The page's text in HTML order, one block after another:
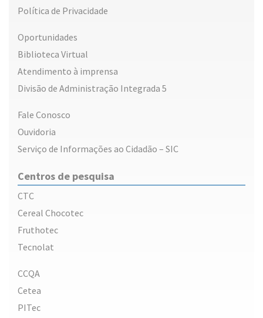
Política de Privacidade
Oportunidades
Biblioteca Virtual
Atendimento à imprensa
Divisão de Administração Integrada 5
Fale Conosco
Ouvidoria
Serviço de Informações ao Cidadão – SIC
Centros de pesquisa
CTC
Cereal Chocotec
Fruthotec
Tecnolat
CCQA
Cetea
PITec